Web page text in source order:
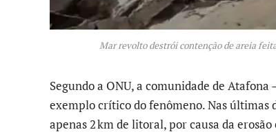
Mar revolto destrói contenção de areia
Segundo a ONU, a comunidade de
exemplo crítico do fenômeno. Nas últimas
apenas 2 km de litoral, por causa da